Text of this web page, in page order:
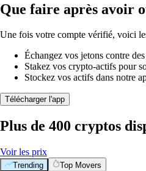
Que faire après avoir
Une fois votre compte vérifié, voici
Échangez vos jetons contre
Stakez vos crypto-actifs pour
Stockez vos actifs dans notre
Télécharger l'app
Plus de 400 cryptos
Voir les prix
Trending Top Movers